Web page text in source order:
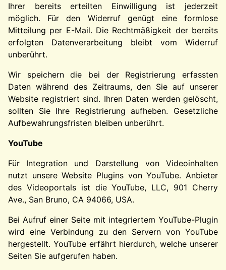
Ihrer bereits erteilten Einwilligung ist jederzeit
möglich. Für den Widerruf genügt eine formlose
Mitteilung per E-Mail. Die Rechtmäßigkeit der bereits
erfolgten Datenverarbeitung bleibt vom Widerruf
unberührt.
Wir speichern die bei der Registrierung erfassten
Daten während des Zeitraums, den Sie auf unserer
Website registriert sind. Ihren Daten werden gelöscht,
sollten Sie Ihre Registrierung aufheben. Gesetzliche
Aufbewahrungsfristen bleiben unberührt.
YouTube
Für Integration und Darstellung von Videoinhalten
nutzt unsere Website Plugins von YouTube. Anbieter
des Videoportals ist die YouTube, LLC, 901 Cherry
Ave., San Bruno, CA 94066, USA.
Bei Aufruf einer Seite mit integriertem YouTube-Plugin
wird eine Verbindung zu den Servern von YouTube
hergestellt. YouTube erfährt hierdurch, welche unserer
Seiten Sie aufgerufen haben.